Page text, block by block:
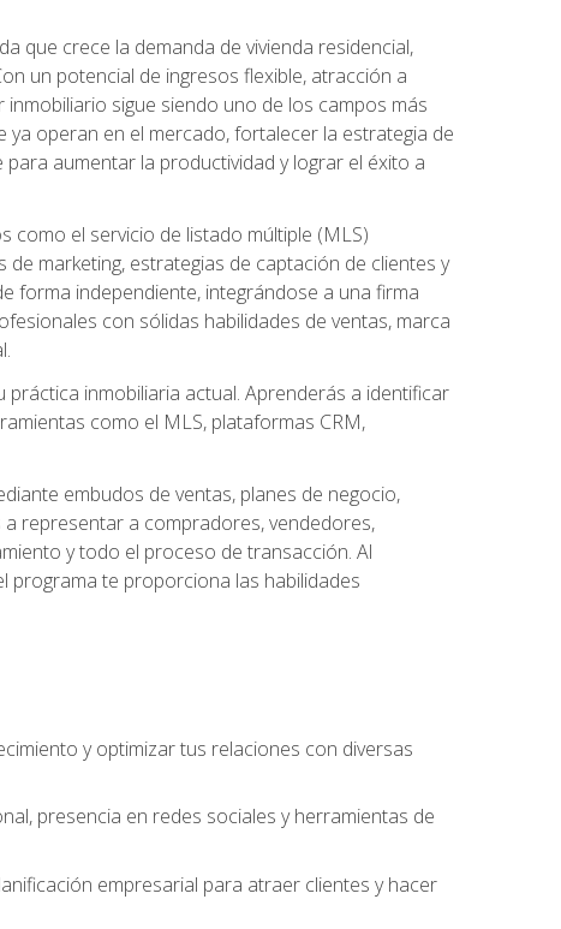
que crece la demanda de vivienda residencial,
un potencial de ingresos flexible, atracción a
sigue siendo uno de los campos más
operan en el mercado, fortalecer la estrategia de
aumentar la productividad y lograr el éxito a
como el servicio de listado múltiple (MLS)
marketing, estrategias de captación de clientes y
forma independiente, integrándose a una firma
con sólidas habilidades de ventas, marca
inmobiliaria actual. Aprenderás a identificar
como el MLS, plataformas CRM,
embudos de ventas, planes de negocio,
representar a compradores, vendedores,
y todo el proceso de transacción. Al
programa te proporciona las habilidades
y optimizar tus relaciones con diversas
presencia en redes sociales y herramientas de
empresarial para atraer clientes y hacer